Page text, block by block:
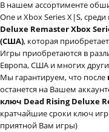
В нашем ассортименте
One и Xbox Series X|S,
Deluxe Remaster Xbox
(США), которая
Игры приобретаются в
Европа, США и многих
Мы гарантируем, что после
останется на Вашем
ключ Dead Rising Deluxe
кратчайшие сроки ключ
приятной Вам игры)